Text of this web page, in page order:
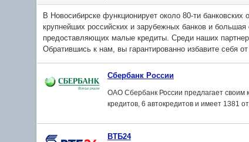
В Новосибирске функционирует около 80-ти банковских
крупнейших российских и зарубежных банков и
предоставляющих малые кредиты. Среди наших
Обратившись к нам, вы гарантированно избавите себя
Сбербанк России
ОАО Сбербанк России предлагает своим
кредитов, 6 автокредитов и имеет 1381
ВТБ24